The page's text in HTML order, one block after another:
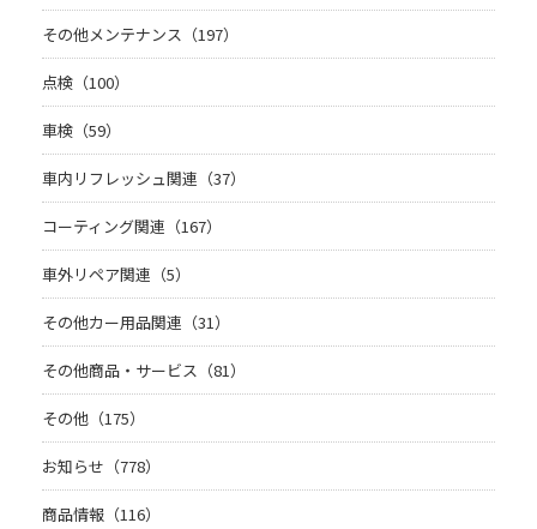
その他メンテナンス（197）
点検（100）
車検（59）
車内リフレッシュ関連（37）
コーティング関連（167）
車外リペア関連（5）
その他カー用品関連（31）
その他商品・サービス（81）
その他（175）
お知らせ（778）
商品情報（116）